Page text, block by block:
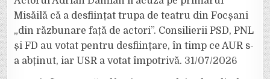
Misăilă că a desființat trupa de teatru din Focșani
„din răzbunare față de actori”. Consilierii PSD, PNL
și FD au votat pentru desființare, în timp ce AUR s-
a abținut, iar USR a votat împotrivă. 31/07/2026